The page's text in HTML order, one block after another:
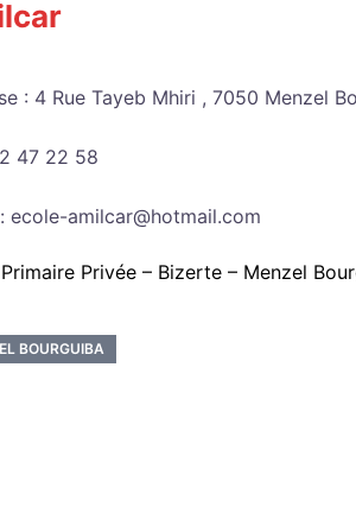
: 4 Rue Tayeb Mhiri , 7050 Menzel
47 22 58
ecole-amilcar@hotmail.com
Privée – Bizerte – Menzel
BOURGUIBA